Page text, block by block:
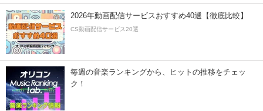
2026年動画配信サービスおすすめ40選【徹底比較】
CS動画配信サービス20選
毎週の音楽ランキングから、ヒットの推移をチェッ
ク！